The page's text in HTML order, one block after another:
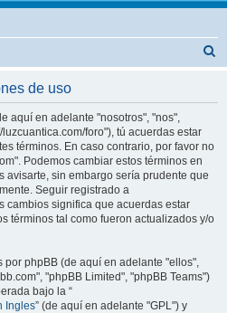
de uso
aquí en adelante "nosotros", "nos",
foro"), tú acuerdas estar
términos. En caso contrario, por favor no
Podemos cambiar estos términos en
avisarte, sin embargo sería prudente que
Seguir registrado a
cambios significa que acuerdas estar
términos tal como fueron actualizados y/o
por phpBB (de aquí en adelante "ellos",
"phpBB Limited", "phpBB Teams")
bajo la “
Ingles” (de aquí en adelante "GPL") y